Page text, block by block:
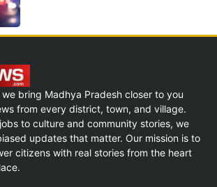
we bring Madhya Pradesh closer to you
from every district, town, and village.
to culture and community stories, we
updates that matter. Our mission is to
citizens with real stories from the heart